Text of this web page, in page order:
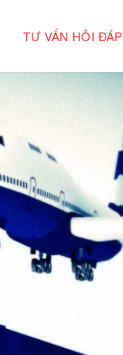
TƯ VẤN HỎI ĐÁP